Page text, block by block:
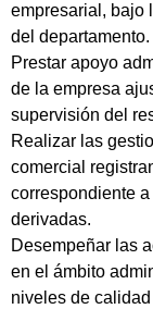
empresarial, bajo
del departamento.
Prestar apoyo
de la empresa
supervisión del
Realizar las
comercial
correspondiente
derivadas.
Desempeñar las
en el ámbito
niveles de